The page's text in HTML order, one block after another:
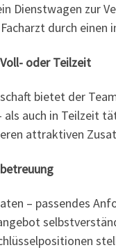
Dienstwagen zur
durch einen
oder Teilzeit
bietet der
auch in Teilzeit
attraktiven
– passendes